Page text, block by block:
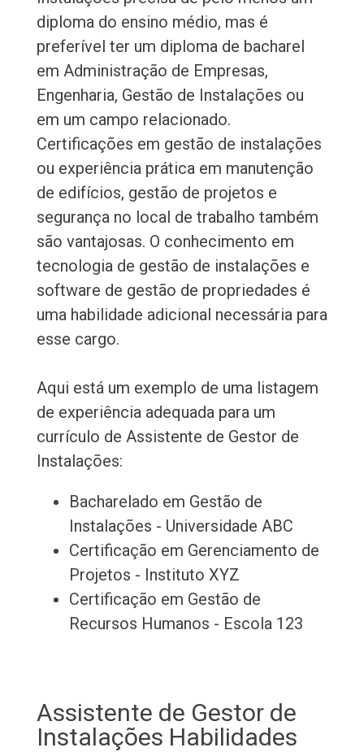
diploma do ensino médio, mas é
preferível ter um diploma de bacharel
em Administração de Empresas,
Engenharia, Gestão de Instalações ou
em um campo relacionado.
Certificações em gestão de instalações
ou experiência prática em manutenção
de edifícios, gestão de projetos e
segurança no local de trabalho também
são vantajosas. O conhecimento em
tecnologia de gestão de instalações e
software de gestão de propriedades é
uma habilidade adicional necessária para
esse cargo.
Aqui está um exemplo de uma listagem
de experiência adequada para um
currículo de Assistente de Gestor de
Instalações:
Bacharelado em Gestão de
Instalações - Universidade ABC
Certificação em Gerenciamento de
Projetos - Instituto XYZ
Certificação em Gestão de
Recursos Humanos - Escola 123
Assistente de Gestor de
Instalações Habilidades